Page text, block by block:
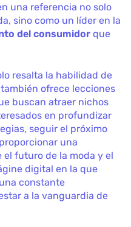
una referencia no solo
sino como un líder en la
del consumidor que
resalta la habilidad de
ofrece lecciones
buscan atraer nichos
en profundizar
seguir el próximo
una
futuro de la moda y el
digital en la que
constante
a la vanguardia de